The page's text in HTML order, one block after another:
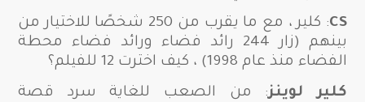
CS
: كلير ، مع ما يقرب من 250 شخصًا للاختيار من
بينهم (زار 244 رائد فضاء ورائد فضاء محطة
الفضاء منذ عام 1998) ، كيف اخترت 12 للفيلم؟
كلير لوينز: من الصعب للغاية سرد قصة